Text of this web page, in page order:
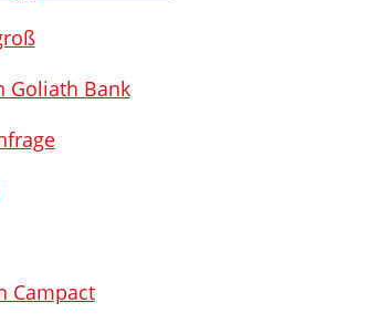
Goliath Bank
Campact